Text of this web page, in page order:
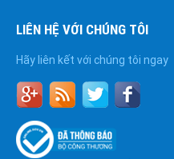
LIÊN HỆ VỚI CHÚNG TÔI
Hãy liên kết với chúng tôi ngay